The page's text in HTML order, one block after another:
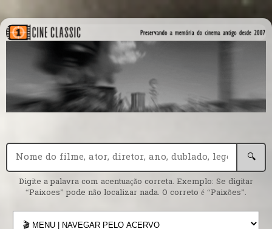
🔍
Digite a palavra com acentuação correta. Exemplo: Se digitar
“Paixoes” pode não localizar nada. O correto é “Paixões”.